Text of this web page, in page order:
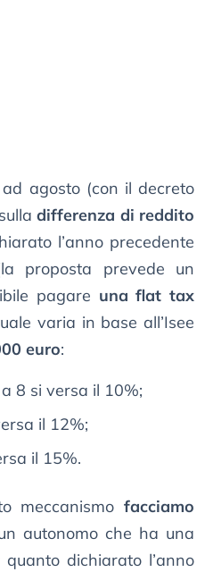
agosto (con il decreto
differenza di reddito
l’anno precedente
proposta prevede un
pagare una flat tax
varia in base all’Isee
euro:
8 si versa il 10%;
il 12%;
il 15%.
meccanismo facciamo
autonomo che ha una
dichiarato l’anno